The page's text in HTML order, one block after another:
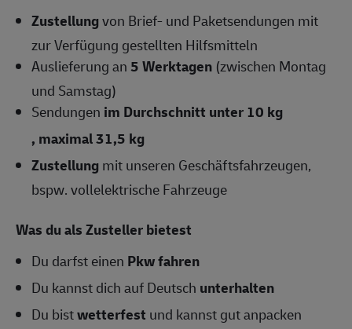
Zustellungvon Brief- und Paketsendungen mit
zur Verfügung gestellten Hilfsmitteln
Auslieferung an5 Werktagen (zwischen Montag
und Samstag)
Sendungen im Durchschnitt unter 10 kg
, maximal 31,5 kg
Zustellungmit unseren Geschäftsfahrzeugen,
bspw. vollelektrische Fahrzeuge
Was du als Zusteller bietest
Du darfst einen Pkw fahren
Du kannst dich auf Deutsch unterhalten
Du bistwetterfest und kannst gut anpacken